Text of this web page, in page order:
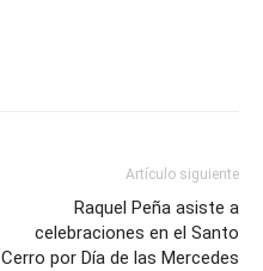
Artículo siguiente
Raquel Peña asiste a
celebraciones en el Santo
Cerro por Día de las Mercedes